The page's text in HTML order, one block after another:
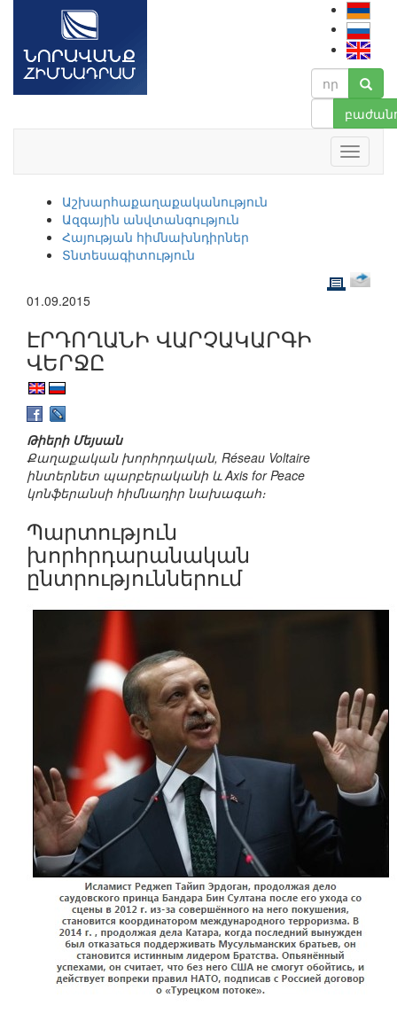
Աշխարհաքաղաքականություն
Ազգային անվտանգություն
Հայության հիմնախնդիրներ
Տնտեսագիտություն
01.09.2015
ԷՐԴՈՂԱՆԻ ՎԱՐՉԱԿԱՐԳԻ
ՎԵՐՋԸ
Թիերի Մեյսան
Քաղաքական խորհրդական, Réseau Voltaire
ինտերնետ պարբերականի և Axis for Peace
կոնֆերանսի հիմնադիր նախագահ։
Պարտություն
խորհրդարանական
ընտրություններում